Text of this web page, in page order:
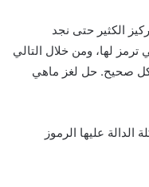
الكثير حتى نجد
ترمز لها، ومن خلال التالي
صحيح. حل لغز ماهي
الدالة عليها الرموز